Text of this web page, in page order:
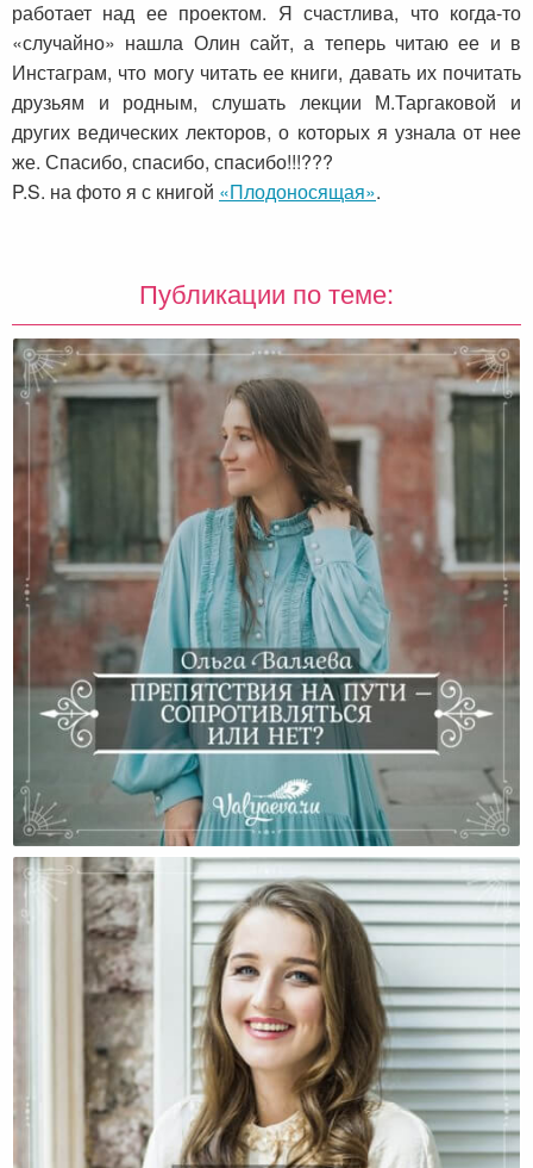
работает над ее проектом. Я счастлива, что когда-то
«случайно» нашла Олин сайт, а теперь читаю ее и в
Инстаграм, что могу читать ее книги, давать их почитать
друзьям и родным, слушать лекции М.Таргаковой и
других ведических лекторов, о которых я узнала от нее
же. Спасибо, спасибо, спасибо!!!???
P.S. на фото я с книгой «Плодоносящая».
Публикации по теме:
Препятствия На Пути – Сопротивляться Или Нет?